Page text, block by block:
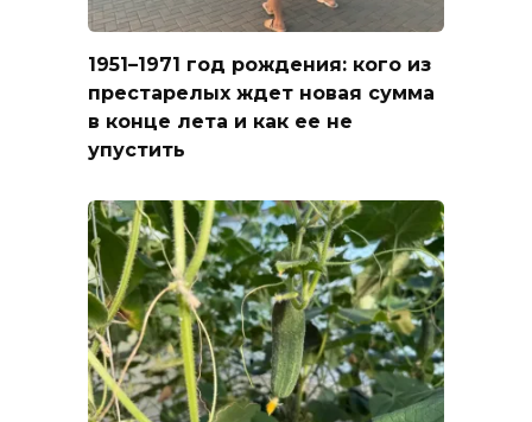
1951–1971 год рождения: кого из
престарелых ждет новая сумма
в конце лета и как ее не
упустить